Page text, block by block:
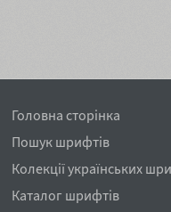
Головна сторінка
Пошук шрифтів
Колекції українських
Каталог шрифтів